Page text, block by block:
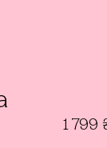
1 799